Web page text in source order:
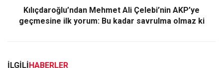
Kılıçdaroğlu’ndan Mehmet Ali Çelebi’nin AKP’ye
geçmesine ilk yorum: Bu kadar savrulma olmaz ki
İLGİLİHABERLER